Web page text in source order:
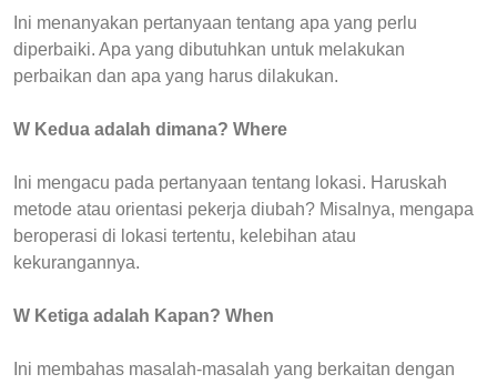
Ini menanyakan pertanyaan tentang apa yang perlu
diperbaiki. Apa yang dibutuhkan untuk melakukan
perbaikan dan apa yang harus dilakukan.
W Kedua adalah dimana? Where
Ini mengacu pada pertanyaan tentang lokasi. Haruskah
metode atau orientasi pekerja diubah? Misalnya, mengapa
beroperasi di lokasi tertentu, kelebihan atau
kekurangannya.
W Ketiga adalah Kapan? When
Ini membahas masalah-masalah yang berkaitan dengan